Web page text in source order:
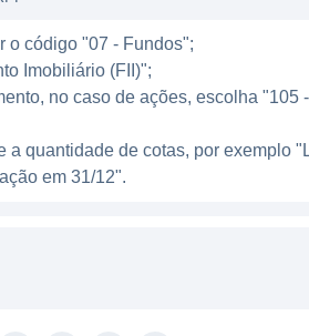
sempre visando
Properties S.A., que possui a
Essa gestão focada no
que é uma porcentagem
dessas taxas ao considerar
o código "07 - Fundos";
Imobiliário (FII)";
no caso de ações, escolha "105
quantidade de cotas, por exemplo
em 31/12".